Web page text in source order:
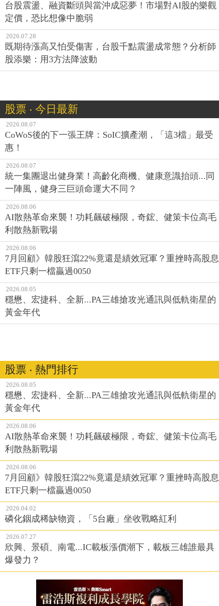
台股震盪、融資斷頭與當沖成惡夢！市場對AI股的樂觀
定價，恐比想像中脆弱
2026.07.28
既期待漲高又怕受傷害，台股千點震盪成常態？分析師
股添樂：用3方法降波動
股票 ‧ 今日最新
2026.08.07
CoWoS後的下一張王牌：SoIC擴產潮，「這3檔」最受
惠！
2026.08.07
統一集團退出健身業！高齡化商機、健康意識抬頭...同
一陣風，健身三巨頭命運大不同？
2026.08.06
AI散熱革命來襲！功耗飆破極限，奇鋐、健策卡位高毛
利散熱新戰場
2026.08.06
7月回顧》韓股狂瀉22%竟還是績效冠軍？重挫時高股息
ETF只剩一檔贏過0050
2026.08.05
穩懋、宏捷科、全新...PA三雄搶攻光通訊與低軌衛星的
黃金年代
股票 ‧ 熱門排行
2026.08.05
穩懋、宏捷科、全新...PA三雄搶攻光通訊與低軌衛星的
黃金年代
2026.08.06
AI散熱革命來襲！功耗飆破極限，奇鋐、健策卡位高毛
利散熱新戰場
2026.08.06
7月回顧》韓股狂瀉22%竟還是績效冠軍？重挫時高股息
ETF只剩一檔贏過0050
2026.04.02
磷化銦成稀缺物資，「5台廠」坐收戰略紅利
2026.07.27
欣興、景碩、南電...IC載板漲價潮下，載板三雄誰最具
爆發力？